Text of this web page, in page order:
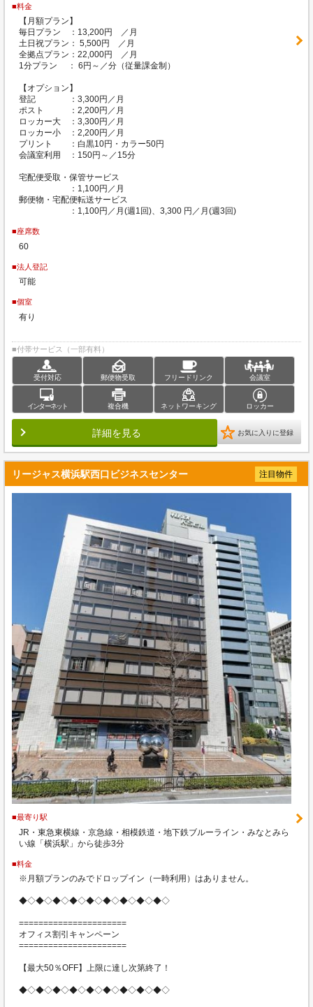
■料金
【月額プラン】
毎日プラン ：13,200円 ／月
土日祝プラン： 5,500円 ／月
全拠点プラン：22,000円 ／月
1分プラン ： 6円～／分（従量課金制）
【オプション】
登記 ：3,300円／月
ポスト ：2,200円／月
ロッカー大 ：3,300円／月
ロッカー小 ：2,200円／月
プリント ：白黒10円・カラー50円
会議室利用 ：150円～／15分
宅配便受取・保管サービス
：1,100円／月
郵便物・宅配便転送サービス
：1,100円／月(週1回)、3,300 円／月(週3回)
■座席数
60
■法人登記
可能
■個室
有り
■付帯サービス（一部有料）
受付対応 郵便物受取 フリードリンク 会議室
インターネット 複合機 ネットワーキング ロッカー
詳細を見る お気に入りに登録
リージャス横浜駅西口ビジネスセンター 注目物件
■最寄り駅
JR・東急東横線・京急線・相模鉄道・地下鉄ブルーライン・みなとみら
い線「横浜駅」から徒歩3分
■料金
※月額プランのみでドロップイン（一時利用）はありません。
◆◇◆◇◆◇◆◇◆◇◆◇◆◇◆◇◆◇
======================
オフィス割引キャンペーン
======================
【最大50％OFF】上限に達し次第終了！
◆◇◆◇◆◇◆◇◆◇◆◇◆◇◆◇◆◇